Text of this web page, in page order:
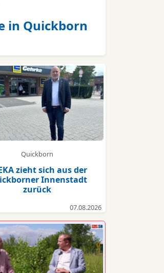
in Quickborn
Quickborn
zieht sich aus der
Innenstadt
zurück
07.08.2026